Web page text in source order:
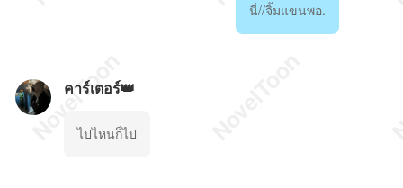
นี่//จิ้มแขนพอ.
คาร์เตอร์👑
ไปไหนก็ไป